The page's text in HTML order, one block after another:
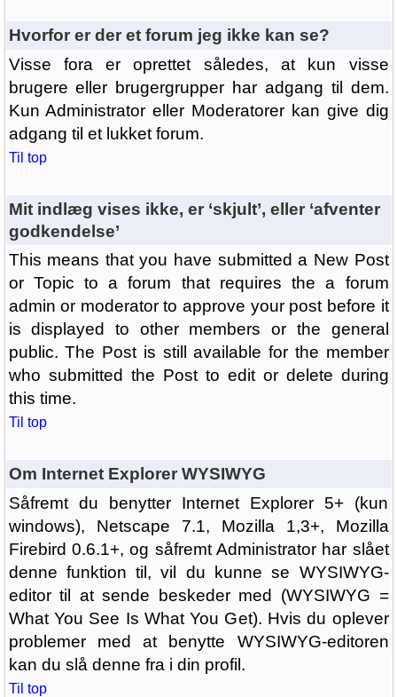
Hvorfor er der et forum jeg ikke kan se?
Visse fora er oprettet således, at kun visse
brugere eller brugergrupper har adgang til dem.
Kun Administrator eller Moderatorer kan give dig
adgang til et lukket forum.
Til top
Mit indlæg vises ikke, er ‘skjult’, eller ‘afventer
godkendelse’
This means that you have submitted a New Post
or Topic to a forum that requires the a forum
admin or moderator to approve your post before it
is displayed to other members or the general
public. The Post is still available for the member
who submitted the Post to edit or delete during
this time.
Til top
Om Internet Explorer WYSIWYG
Såfremt du benytter Internet Explorer 5+ (kun
windows), Netscape 7.1, Mozilla 1,3+, Mozilla
Firebird 0.6.1+, og såfremt Administrator har slået
denne funktion til, vil du kunne se WYSIWYG-
editor til at sende beskeder med (WYSIWYG =
What You See Is What You Get). Hvis du oplever
problemer med at benytte WYSIWYG-editoren
kan du slå denne fra i din profil.
Til top